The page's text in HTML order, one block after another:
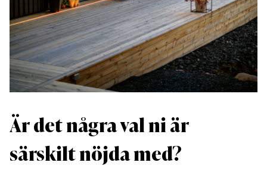
Är det några val ni är
särskilt nöjda med?